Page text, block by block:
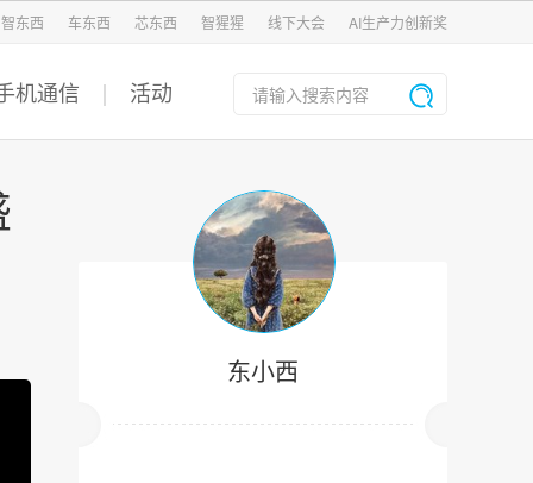
智东西 车东西 芯东西 智猩猩 线下大会 AI生产力创新奖
机通信 活动
东小西